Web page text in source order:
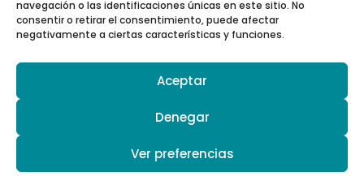
navegación o las identificaciones únicas en este sitio. No
consentir o retirar el consentimiento, puede afectar
negativamente a ciertas características y funciones.
Aceptar
Denegar
Ver preferencias

Polígono Industrial Suzi Calle 5 –
© 2026 Hurtado Rivas SL | Todos los derechos